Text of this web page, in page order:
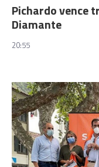
Pichardo vence
Diamante
20:55